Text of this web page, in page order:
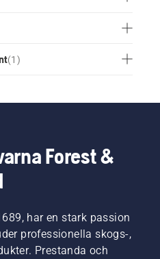
(1 )
Forest &
har en stark passion
professionella skogs-,
Prestanda och